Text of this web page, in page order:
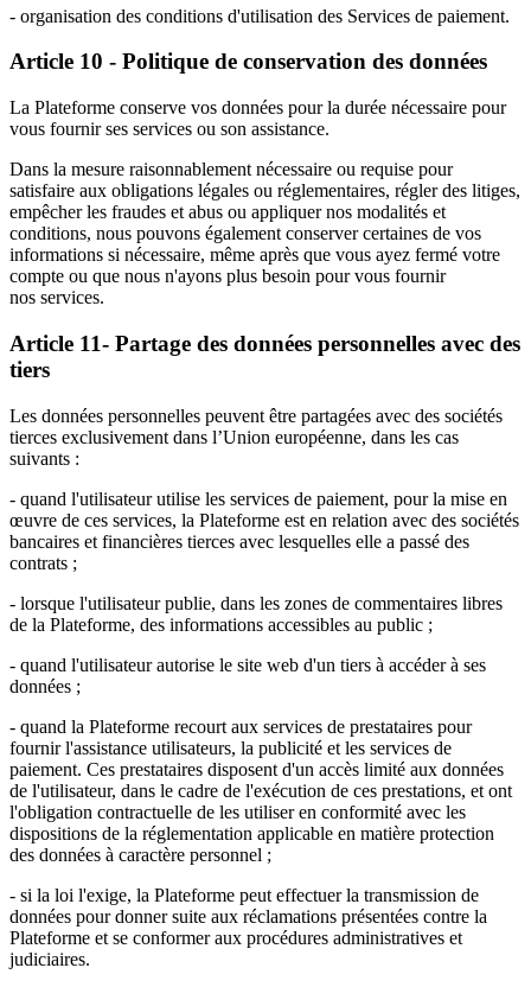
- organisation des conditions d'utilisation des Services de paiement.
Article 10 - Politique de conservation des données
La Plateforme conserve vos données pour la durée nécessaire pour
vous fournir ses services ou son assistance.
Dans la mesure raisonnablement nécessaire ou requise pour
satisfaire aux obligations légales ou réglementaires, régler des litiges,
empêcher les fraudes et abus ou appliquer nos modalités et
conditions, nous pouvons également conserver certaines de vos
informations si nécessaire, même après que vous ayez fermé votre
compte ou que nous n'ayons plus besoin pour vous fournir
nos services.
Article 11- Partage des données personnelles avec des
tiers
Les données personnelles peuvent être partagées avec des sociétés
tierces exclusivement dans l’Union européenne, dans les cas
suivants :
- quand l'utilisateur utilise les services de paiement, pour la mise en
œuvre de ces services, la Plateforme est en relation avec des sociétés
bancaires et financières tierces avec lesquelles elle a passé des
contrats ;
- lorsque l'utilisateur publie, dans les zones de commentaires libres
de la Plateforme, des informations accessibles au public ;
- quand l'utilisateur autorise le site web d'un tiers à accéder à ses
données ;
- quand la Plateforme recourt aux services de prestataires pour
fournir l'assistance utilisateurs, la publicité et les services de
paiement. Ces prestataires disposent d'un accès limité aux données
de l'utilisateur, dans le cadre de l'exécution de ces prestations, et ont
l'obligation contractuelle de les utiliser en conformité avec les
dispositions de la réglementation applicable en matière protection
des données à caractère personnel ;
- si la loi l'exige, la Plateforme peut effectuer la transmission de
données pour donner suite aux réclamations présentées contre la
Plateforme et se conformer aux procédures administratives et
judiciaires.